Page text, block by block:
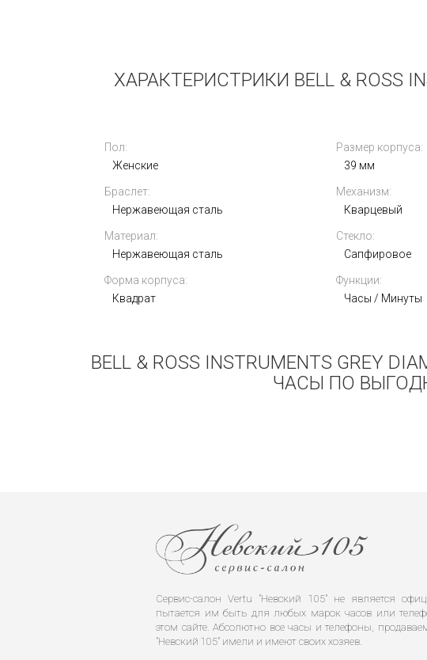
Breitling Colt Automatic 44 mm
ХАРАКТЕРИСТРИКИ BELL & ROSS
Пол:
Женские
Браслет:
Нержавеющая сталь
Материал:
Нержавеющая сталь
Форма корпуса:
Квадрат
Размер корпуса:
39 мм
Механизм:
Кварцевый
Стекло:
Сапфировое
Функции:
Часы / Минуты
BELL & ROSS INSTRUMENTS GREY
ЧАСЫ ПО
Сервис-салон Vertu "Невский 105" не является
пытается им быть для любых марок часов или
этом сайте. Абсолютно все часы и телефоны,
"Невский 105" имели и имеют своих хозяев.